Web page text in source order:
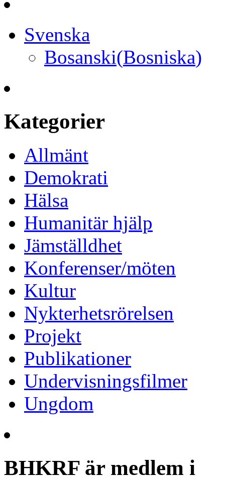
Svenska
Bosanski(Bosniska)
Kategorier
Allmänt
Demokrati
Hälsa
Humanitär hjälp
Jämställdhet
Konferenser/möten
Kultur
Nykterhetsrörelsen
Projekt
Publikationer
Undervisningsfilmer
Ungdom
BHKRF är medlem i